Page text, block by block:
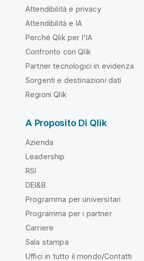
Attendibilità e privacy
Attendibilità e IA
Perché Qlik per l'IA
Confronto con Qlik
Partner tecnologici in evidenza
Sorgenti e destinazioni dati
Regioni Qlik
A Proposito Di Qlik
Azienda
Leadership
RSI
DEI&B
Programma per universitari
Programma per i partner
Carriere
Sala stampa
Uffici in tutto il mondo/Contatti